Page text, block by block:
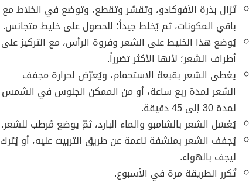
تُزال بذرة الأفوكادو، وتقشر وتقطع، وتوضع في الخلاط مع
باقي المكونات، ثم يُخلط جيداً؛ للحصول على خليط متجانس.
يُوضع هذا الخليط على الشعر وفروة الرأس، مع التركيز على
أطراف الشعر؛ لأنها الأكثر تضرراً.
يغطى الشعر بقبعة الاستحمام، ويُعرّض لحرارة مجفف
الشعر لمدة ربع ساعة، أو من الممكن الجلوس في الشمس
لمدة 30 إلى 45 دقيقة.
يُغسَل الشعر بالشامبو والماء البارد، ثمّ يوضع مُرطب للشعر.
يُجفف الشعر بمنشفة ناعمة عن طريق التربيت عليه، أو يُترك
ليجف بالهواء.
تُكرر الطريقة مرة في الأسبوع.